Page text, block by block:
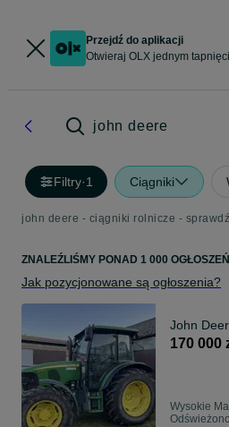
Przejdź do aplikacji
Otwieraj OLX jednym
john deere
Filtry·1 Ciągniki
ZNALEŹLIŚMY PONAD 1 000 OGŁOSZEŃ
Jak pozycjonowane są ogłoszenia?
John
170 000
Wysokie